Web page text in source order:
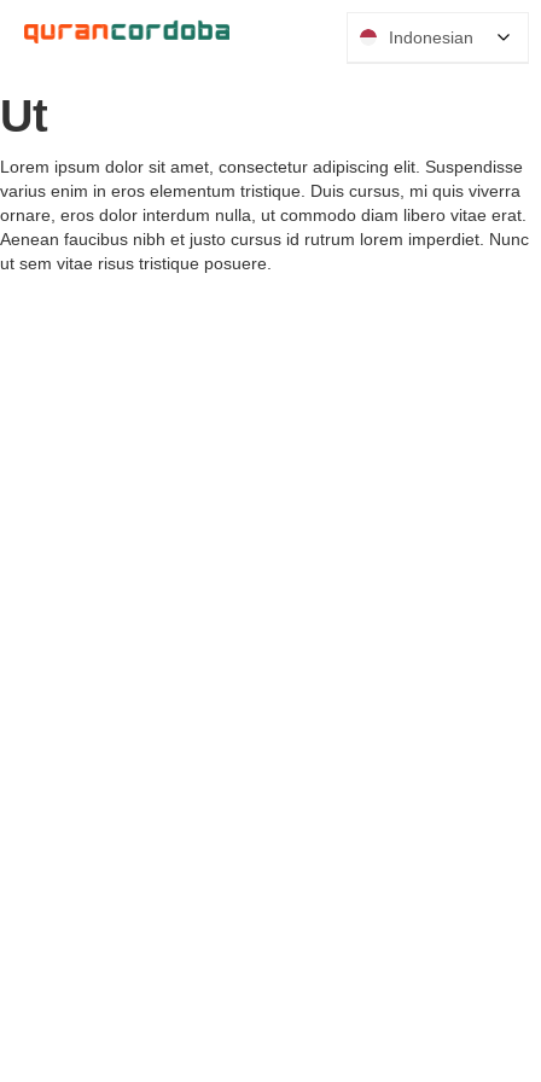
Ut
Lorem ipsum dolor sit amet, consectetur adipiscing elit. Suspendisse
varius enim in eros elementum tristique. Duis cursus, mi quis viverra
ornare, eros dolor interdum nulla, ut commodo diam libero vitae erat.
Aenean faucibus nibh et justo cursus id rutrum lorem imperdiet. Nunc
ut sem vitae risus tristique posuere.
Indonesian